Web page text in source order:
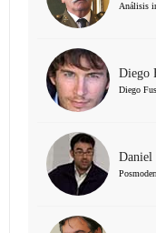
Análisis
Diego
Diego
Daniel